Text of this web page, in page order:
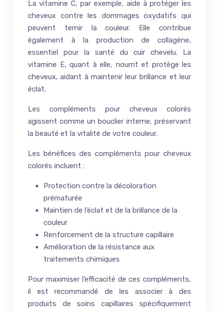
La vitamine C, par exemple, aide à protéger les
cheveux contre les dommages oxydatifs qui
peuvent ternir la couleur. Elle contribue
également à la production de collagène,
essentiel pour la santé du cuir chevelu. La
vitamine E, quant à elle, nourrit et protège les
cheveux, aidant à maintenir leur brillance et leur
éclat.
Les compléments pour cheveux colorés
agissent comme un bouclier interne, préservant
la beauté et la vitalité de votre couleur.
Les bénéfices des compléments pour cheveux
colorés incluent :
Protection contre la décoloration
prématurée
Maintien de l’éclat et de la brillance de la
couleur
Renforcement de la structure capillaire
Amélioration de la résistance aux
traitements chimiques
Pour maximiser l’efficacité de ces compléments,
il est recommandé de les associer à des
produits de soins capillaires spécifiquement